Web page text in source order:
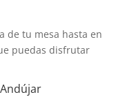
de tu mesa hasta en
puedas disfrutar